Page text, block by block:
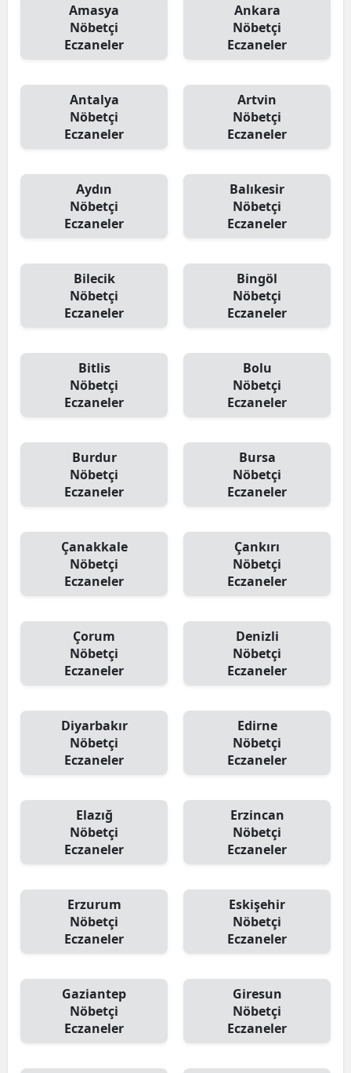
Amasya
Nöbetçi
Eczaneler
Ankara
Nöbetçi
Eczaneler
Antalya
Nöbetçi
Eczaneler
Artvin
Nöbetçi
Eczaneler
Aydın
Nöbetçi
Eczaneler
Balıkesir
Nöbetçi
Eczaneler
Bilecik
Nöbetçi
Eczaneler
Bingöl
Nöbetçi
Eczaneler
Bitlis
Nöbetçi
Eczaneler
Bolu
Nöbetçi
Eczaneler
Burdur
Nöbetçi
Eczaneler
Bursa
Nöbetçi
Eczaneler
Çanakkale
Nöbetçi
Eczaneler
Çankırı
Nöbetçi
Eczaneler
Çorum
Nöbetçi
Eczaneler
Denizli
Nöbetçi
Eczaneler
Diyarbakır
Nöbetçi
Eczaneler
Edirne
Nöbetçi
Eczaneler
Elazığ
Nöbetçi
Eczaneler
Erzincan
Nöbetçi
Eczaneler
Erzurum
Nöbetçi
Eczaneler
Eskişehir
Nöbetçi
Eczaneler
Gaziantep
Nöbetçi
Eczaneler
Giresun
Nöbetçi
Eczaneler